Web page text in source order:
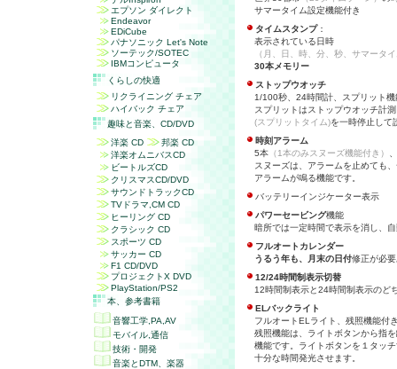
エプソン ダイレクト
Endeavor
EDiCube
パナソニック Let's Note
ソーテック/SOTEC
IBMコンピュータ
くらしの快適
リクライニング チェア
ハイバック チェア
趣味と音楽、 CD/DVD
洋楽 CD
邦楽 CD
洋楽オムニバスCD
ビートルズCD
クリスマスCD/DVD
サウンドトラックCD
TVドラマ,CM CD
ヒーリング CD
クラシック CD
スポーツ CD
サッカー CD
F1 CD/DVD
プロジェクトX DVD
PlayStation/PS2
本、参考書籍
音響工学,PA,AV
モバイル,通信
技術・開発
音楽とDTM、楽器
サマータイム設定機能付き
タイムスタンプ：
表示されている日時
（月、日、時、分、秒、サマータ
30本メモリー
ストップウオッチ
1/100秒、24時間計、スプリット機
スプリットはストップウオッチ計
(スプリットタイム)を一時停止して
時刻アラーム
5本 （1本のみスヌーズ機能付き）
スヌーズは、アラームを止めても
アラームが鳴る機能です。
バッテリーインジケーター表示
パワーセービング機能
暗所では一定時間で表示を消し、
フルオートカレンダー
うるう年も、月末の日付修正が必
12/24時間制表示切替
12時間制表示と24時間制表示のど
ELバックライト
フルオートELライト、残照機能付
残照機能は、ライトボタンから指
機能です。ライトボタンを１タッ
十分な時間発光させます。